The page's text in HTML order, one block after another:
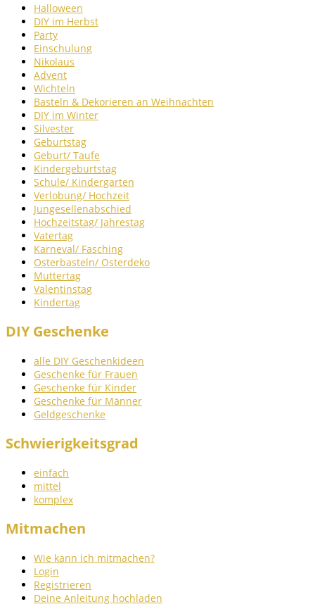
Halloween
DIY im Herbst
Party
Einschulung
Nikolaus
Advent
Wichteln
Basteln & Dekorieren an Weihnachten
DIY im Winter
Silvester
Geburtstag
Geburt/ Taufe
Kindergeburtstag
Schule/ Kindergarten
Verlobung/ Hochzeit
Jungesellenabschied
Hochzeitstag/ Jahrestag
Vatertag
Karneval/ Fasching
Osterbasteln/ Osterdeko
Muttertag
Valentinstag
Kindertag
DIY Geschenke
alle DIY Geschenkideen
Geschenke für Frauen
Geschenke für Kinder
Geschenke für Männer
Geldgeschenke
Schwierigkeitsgrad
einfach
mittel
komplex
Mitmachen
Wie kann ich mitmachen?
Login
Registrieren
Deine Anleitung hochladen